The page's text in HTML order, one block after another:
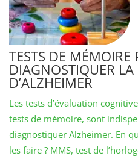
TESTS DE MÉMOIRE
DIAGNOSTIQUER
D’ALZHEIMER
Les tests d’évaluation
tests de mémoire, sont
diagnostiquer Alzheimer. En
les faire ? MMS, test de